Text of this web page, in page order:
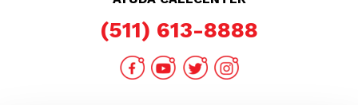
(511) 613-8888